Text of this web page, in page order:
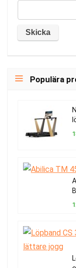
Populära